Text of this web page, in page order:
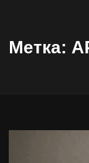
Метка: